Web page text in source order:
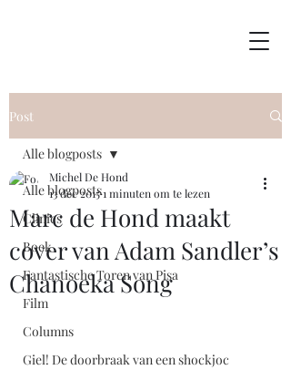
Post
Alle blogposts
Clinics
Boek
Fantastische Toren van Pisa
Film
Columns
Giel! De doorbraak van een shockjoc
Alle blogposts
Marc de Hond maakt
cover van Adam Sandler’s
Chanoeka Song
Michel De Hond
13 dec 20151 minuten om te lezen